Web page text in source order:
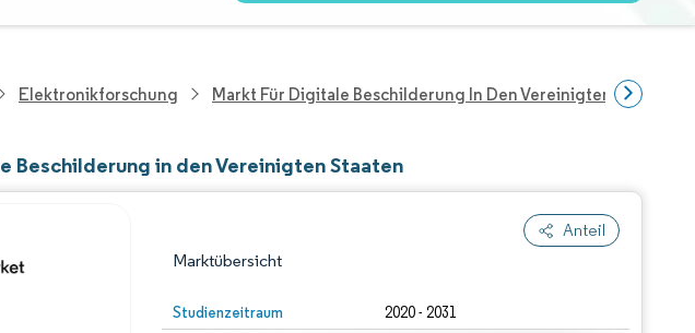
Elektronikforschung Markt Für Digitale Beschilderung In Den Vereinigten Staaten
in den Vereinigten Staaten
Anteil
Marktübersicht
Studienzeitraum 2020 - 2031